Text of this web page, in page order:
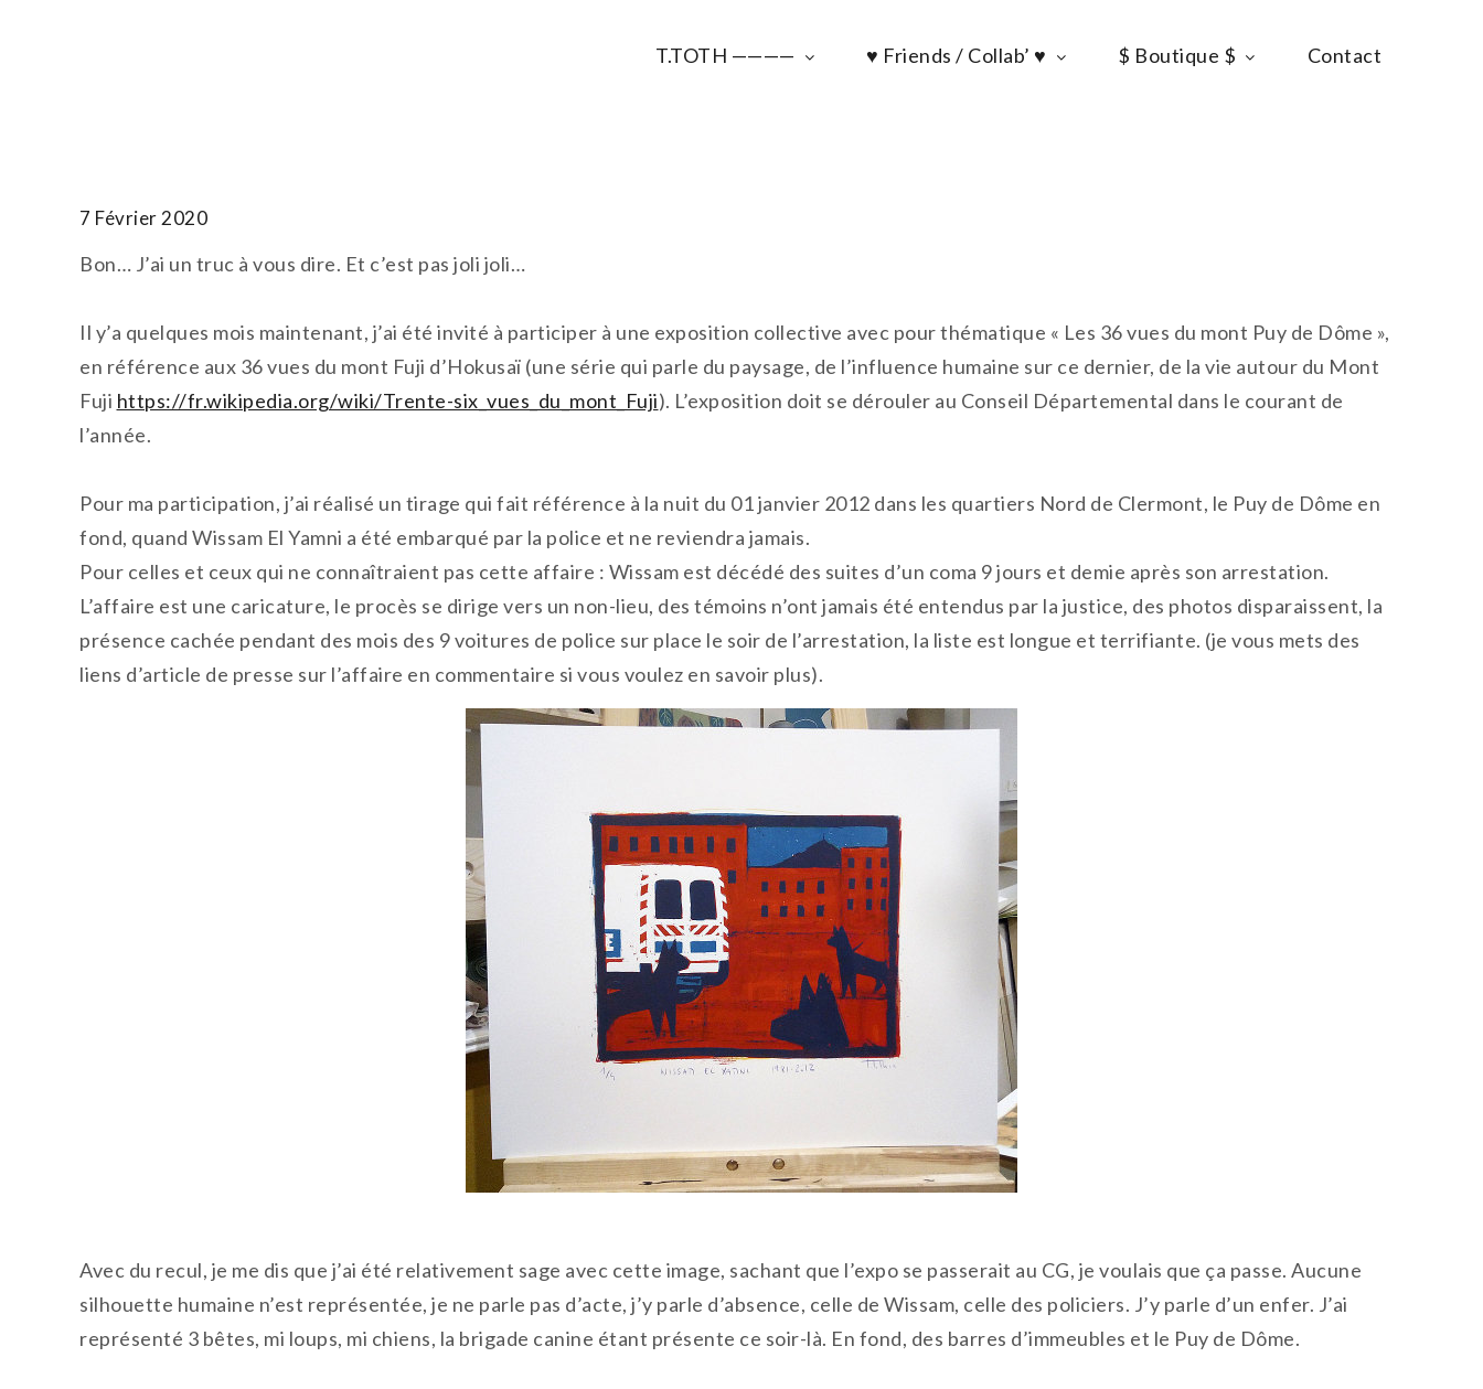
T.TOTH ———— ♥ Friends / Collab’ ♥ $ Boutique $ Contact
7 Février 2020
Bon… J’ai un truc à vous dire. Et c’est pas joli joli…
Il y’a quelques mois maintenant, j’ai été invité à participer à une exposition collective avec pour thématique « Les 36 vues du mont Puy de Dôme »,
en référence aux 36 vues du mont Fuji d’Hokusaï (une série qui parle du paysage, de l’influence humaine sur ce dernier, de la vie autour du Mont
Fuji https://fr.wikipedia.org/wiki/Trente-six_vues_du_mont_Fuji). L’exposition doit se dérouler au Conseil Départemental dans le courant de
l’année.
Pour ma participation, j’ai réalisé un tirage qui fait référence à la nuit du 01 janvier 2012 dans les quartiers Nord de Clermont, le Puy de Dôme en
fond, quand Wissam El Yamni a été embarqué par la police et ne reviendra jamais.
Pour celles et ceux qui ne connaîtraient pas cette affaire : Wissam est décédé des suites d’un coma 9 jours et demie après son arrestation.
L’affaire est une caricature, le procès se dirige vers un non-lieu, des témoins n’ont jamais été entendus par la justice, des photos disparaissent, la
présence cachée pendant des mois des 9 voitures de police sur place le soir de l’arrestation, la liste est longue et terrifiante. (je vous mets des
liens d’article de presse sur l’affaire en commentaire si vous voulez en savoir plus).
Avec du recul, je me dis que j’ai été relativement sage avec cette image, sachant que l’expo se passerait au CG, je voulais que ça passe. Aucune
silhouette humaine n’est représentée, je ne parle pas d’acte, j’y parle d’absence, celle de Wissam, celle des policiers. J’y parle d’un enfer. J’ai
représenté 3 bêtes, mi loups, mi chiens, la brigade canine étant présente ce soir-là. En fond, des barres d’immeubles et le Puy de Dôme.